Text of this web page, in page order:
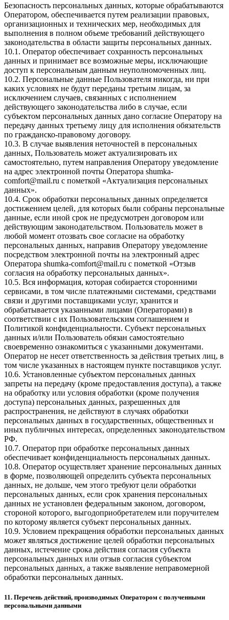
Безопасность персональных данных, которые обрабатываются
Оператором, обеспечивается путем реализации правовых,
организационных и технических мер, необходимых для
выполнения в полном объеме требований действующего
законодательства в области защиты персональных данных.
10.1. Оператор обеспечивает сохранность персональных
данных и принимает все возможные меры, исключающие
доступ к персональным данным неуполномоченных лиц.
10.2. Персональные данные Пользователя никогда, ни при
каких условиях не будут переданы третьим лицам, за
исключением случаев, связанных с исполнением
действующего законодательства либо в случае, если
субъектом персональных данных дано согласие Оператору на
передачу данных третьему лицу для исполнения обязательств
по гражданско-правовому договору.
10.3. В случае выявления неточностей в персональных
данных, Пользователь может актуализировать их
самостоятельно, путем направления Оператору уведомление
на адрес электронной почты Оператора shumka-
comfort@mail.ru с пометкой «Актуализация персональных
данных».
10.4. Срок обработки персональных данных определяется
достижением целей, для которых были собраны персональные
данные, если иной срок не предусмотрен договором или
действующим законодательством. Пользователь может в
любой момент отозвать свое согласие на обработку
персональных данных, направив Оператору уведомление
посредством электронной почты на электронный адрес
Оператора shumka-comfort@mail.ru с пометкой «Отзыв
согласия на обработку персональных данных».
10.5. Вся информация, которая собирается сторонними
сервисами, в том числе платежными системами, средствами
связи и другими поставщиками услуг, хранится и
обрабатывается указанными лицами (Операторами) в
соответствии с их Пользовательским соглашением и
Политикой конфиденциальности. Субъект персональных
данных и/или Пользователь обязан самостоятельно
своевременно ознакомиться с указанными документами.
Оператор не несет ответственность за действия третьих лиц, в
том числе указанных в настоящем пункте поставщиков услуг.
10.6. Установленные субъектом персональных данных
запреты на передачу (кроме предоставления доступа), а также
на обработку или условия обработки (кроме получения
доступа) персональных данных, разрешенных для
распространения, не действуют в случаях обработки
персональных данных в государственных, общественных и
иных публичных интересах, определенных законодательством
РФ.
10.7. Оператор при обработке персональных данных
обеспечивает конфиденциальность персональных данных.
10.8. Оператор осуществляет хранение персональных данных
в форме, позволяющей определить субъекта персональных
данных, не дольше, чем этого требуют цели обработки
персональных данных, если срок хранения персональных
данных не установлен федеральным законом, договором,
стороной которого, выгодоприобретателем или поручителем
по которому является субъект персональных данных.
10.9. Условием прекращения обработки персональных данных
может являться достижение целей обработки персональных
данных, истечение срока действия согласия субъекта
персональных данных или отзыв согласия субъектом
персональных данных, а также выявление неправомерной
обработки персональных данных.
11. Перечень действий, производимых Оператором с полученными
персональными данными